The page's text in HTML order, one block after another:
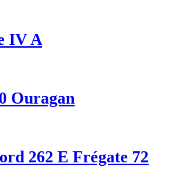
IV A
Ouragan
262 E Frégate 72